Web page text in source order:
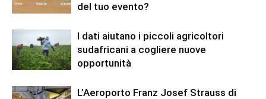
del tuo evento?
I dati aiutano i piccoli agricoltori
sudafricani a cogliere nuove
opportunità
L’Aeroporto Franz Josef Strauss di